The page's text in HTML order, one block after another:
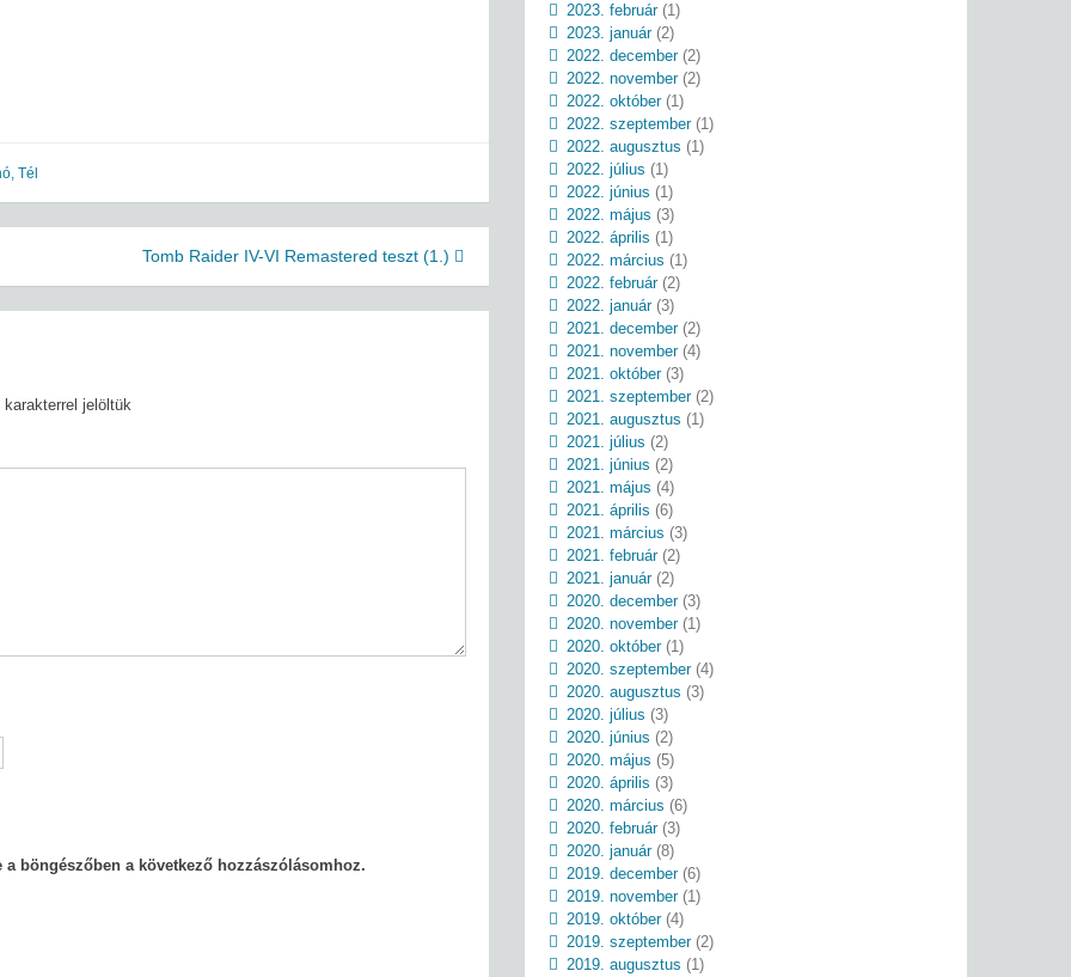
, Tél
Tomb Raider IV-VI Remastered teszt (1.)
karakterrel jelöltük
böngészőben a következő hozzászólásomhoz.
2023. február(1)
2023. január(2)
2022. december(2)
2022. november(2)
2022. október(1)
2022. szeptember(1)
2022. augusztus (1)
2022. július (1)
2022. június (1)
2022. május (3)
2022. április (1)
2022. március (1)
2022. február(2)
2022. január(3)
2021. december(2)
2021. november(4)
2021. október(3)
2021. szeptember(2)
2021. augusztus (1)
2021. július (2)
2021. június (2)
2021. május (4)
2021. április (6)
2021. március (3)
2021. február(2)
2021. január(2)
2020. december(3)
2020. november(1)
2020. október(1)
2020. szeptember(4)
2020. augusztus (3)
2020. július (3)
2020. június (2)
2020. május (5)
2020. április (3)
2020. március (6)
2020. február(3)
2020. január(8)
2019. december(6)
2019. november(1)
2019. október(4)
2019. szeptember(2)
2019. augusztus (1)